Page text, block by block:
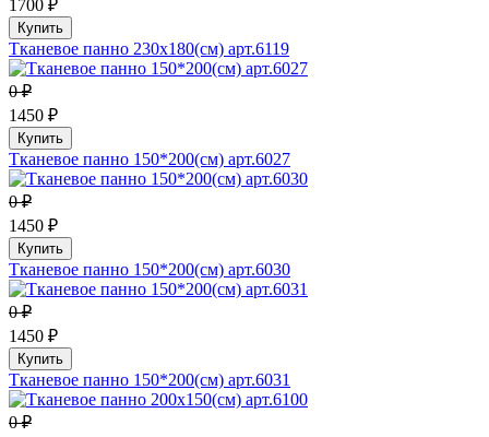
1700 ₽
Купить
Тканевое панно 230х180(см) арт.6119
0 ₽
1450 ₽
Купить
Тканевое панно 150*200(см) арт.6027
0 ₽
1450 ₽
Купить
Тканевое панно 150*200(см) арт.6030
0 ₽
1450 ₽
Купить
Тканевое панно 150*200(см) арт.6031
0 ₽